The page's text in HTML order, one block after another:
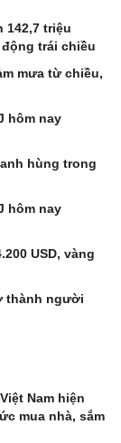
142,7 triệu
trái chiều
mưa từ chiều,
hôm nay
hùng trong
hôm nay
USD, vàng
thành người
Nam hiện
mua nhà, sắm